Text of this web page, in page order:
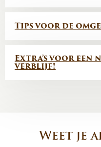
Tips voor de
Extra’s voor een
verblijf!
Weet je